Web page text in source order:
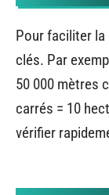
Pour faciliter la
clés. Par
50 000 mètres
carrés = 10
vérifier